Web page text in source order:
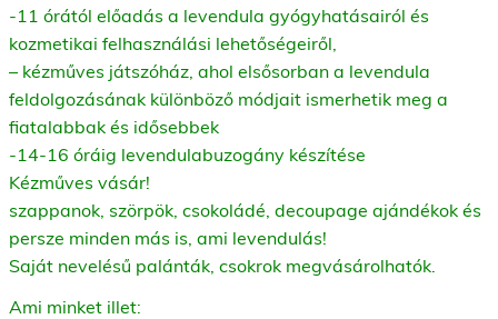
-11 órától előadás a levendula gyógyhatásairól és
kozmetikai felhasználási lehetőségeiről,
– kézműves játszóház, ahol elsősorban a levendula
feldolgozásának különböző módjait ismerhetik meg a
fiatalabbak és idősebbek
-14-16 óráig levendulabuzogány készítése
Kézműves vásár!
szappanok, szörpök, csokoládé, decoupage ajándékok és
persze minden más is, ami levendulás!
Saját nevelésű palánták, csokrok megvásárolhatók.
Ami minket illet: